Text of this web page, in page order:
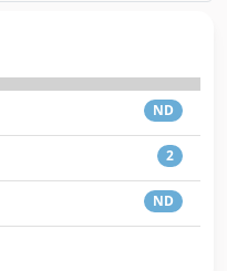
ND
2
ND